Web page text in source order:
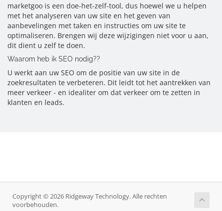
marketgoo is een doe-het-zelf-tool, dus hoewel we u helpen
met het analyseren van uw site en het geven van
aanbevelingen met taken en instructies om uw site te
optimaliseren. Brengen wij deze wijzigingen niet voor u aan,
dit dient u zelf te doen.
Waarom heb ik SEO nodig??
U werkt aan uw SEO om de positie van uw site in de
zoekresultaten te verbeteren. Dit leidt tot het aantrekken van
meer verkeer - en idealiter om dat verkeer om te zetten in
klanten en leads.
Copyright © 2026 Ridgeway Technology. Alle rechten
voorbehouden.